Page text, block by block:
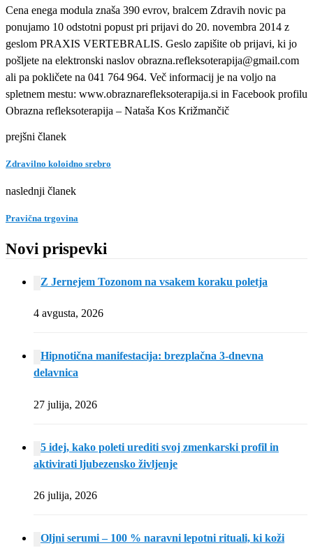
Cena enega modula znaša 390 evrov, bralcem Zdravih novic pa
ponujamo 10 odstotni popust pri prijavi do 20. novembra 2014 z
geslom PRAXIS VERTEBRALIS. Geslo zapišite ob prijavi, ki jo
pošljete na elektronski naslov obrazna.refleksoterapija@gmail.com
ali pa pokličete na 041 764 964. Več informacij je na voljo na
spletnem mestu: www.obraznarefleksoterapija.si in Facebook profilu
Obrazna refleksoterapija – Nataša Kos Križmančič
prejšni članek
Zdravilno koloidno srebro
naslednji članek
Pravična trgovina
Novi prispevki
Z Jernejem Tozonom na vsakem koraku poletja
4 avgusta, 2026
Hipnotična manifestacija: brezplačna 3-dnevna
delavnica
27 julija, 2026
5 idej, kako poleti urediti svoj zmenkarski profil in
aktivirati ljubezensko življenje
26 julija, 2026
Oljni serumi – 100 % naravni lepotni rituali, ki koži